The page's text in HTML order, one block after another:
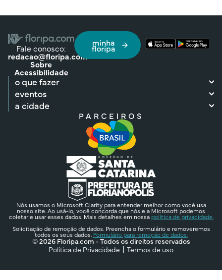
Fale conosco:
redacao@floripa.com
Sobre
Acessibilidade
minha
floripa
o que fazer
eventos
a cidade
PARCEIROS
Nós usamos o Microsoft Clarity para entender melhor como você usa
nosso site. Ao usá-lo, você concorda que nós e a Microsoft podemos
coletar e usar esses dados. Mais detalhes em nossa política de privacidade.
Solicitação de remoção de dados. Preencha o formulário e removeremos
todos os seus dados. Formulário para remoção de dados.
© 2026 Floripa.com - Todos os direitos reservados
Política de Privacidade
Termos de uso